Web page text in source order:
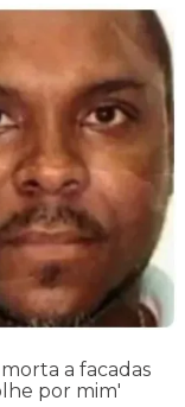
a facadas
por mim'